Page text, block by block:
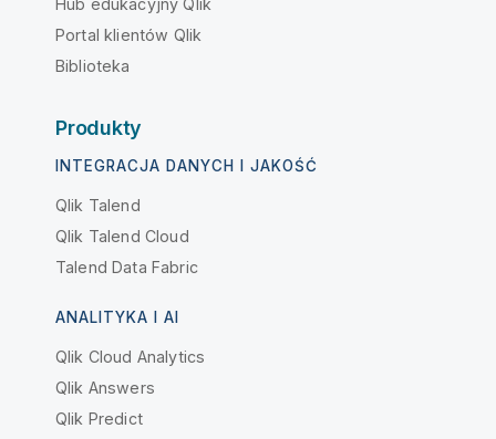
Hub edukacyjny Qlik
Portal klientów Qlik
Biblioteka
Produkty
INTEGRACJA DANYCH I JAKOŚĆ
Qlik Talend
Qlik Talend Cloud
Talend Data Fabric
ANALITYKA I AI
Qlik Cloud Analytics
Qlik Answers
Qlik Predict